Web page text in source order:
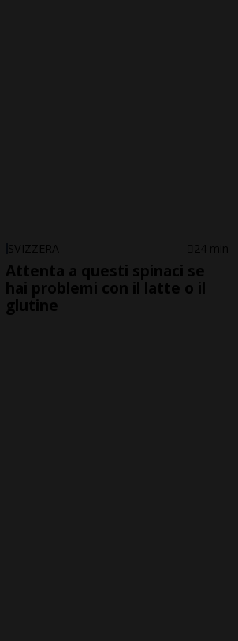
SVIZZERA 24 min
Attenta a questi spinaci se
hai problemi con il latte o il
glutine